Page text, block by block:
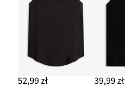
52,99 zł 39,99 zł